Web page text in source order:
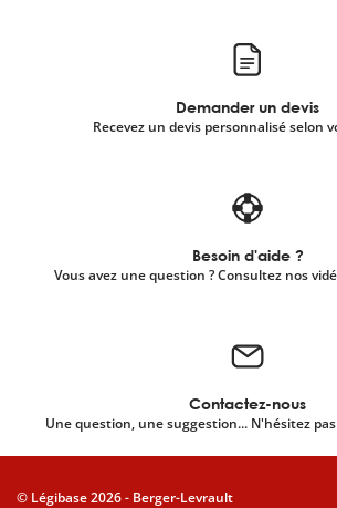
Demander un devis
Recevez un devis personnalisé selon
Besoin d'aide ?
Vous avez une question ? Consultez nos
Contactez-nous
Une question, une suggestion... N'hésitez
© Légibase 2026 - Berger-Levrault